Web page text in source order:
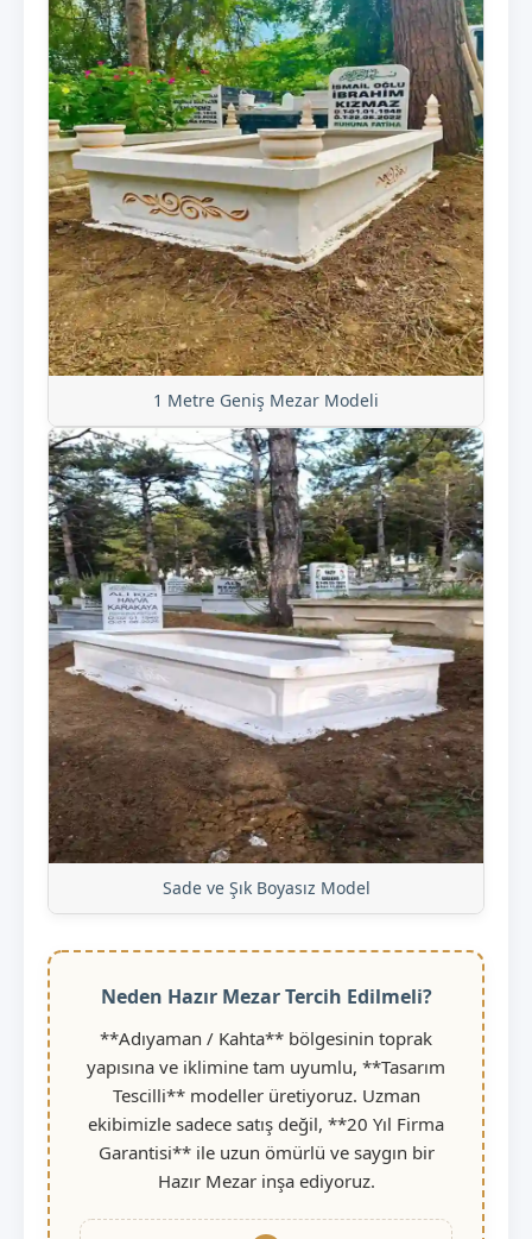
1 Metre Geniş Mezar Modeli
Sade ve Şık Boyasız Model
Neden Hazır Mezar Tercih Edilmeli?
**Adıyaman / Kahta** bölgesinin toprak
yapısına ve iklimine tam uyumlu, **Tasarım
Tescilli** modeller üretiyoruz. Uzman
ekibimizle sadece satış değil, **20 Yıl Firma
Garantisi** ile uzun ömürlü ve saygın bir
Hazır Mezar inşa ediyoruz.